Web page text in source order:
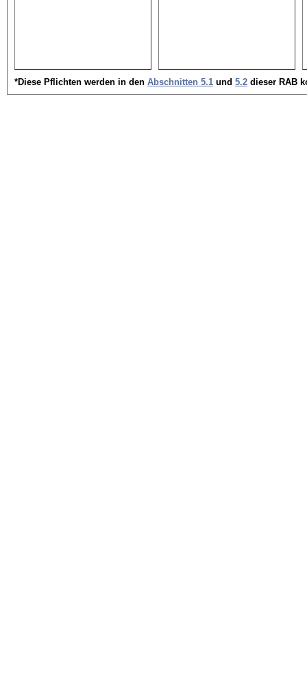
*Diese Pflichten werden in den Abschnitten 5.1 und 5.2 dieser RAB